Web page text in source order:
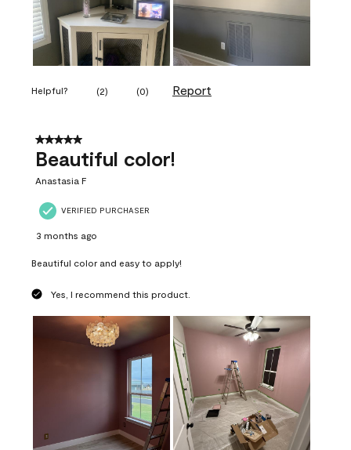
Helpful? (2) (0) Report
5 out of 5 stars.
Beautiful color!
Anastasia F
VERIFIED PURCHASER
3 months ago
Beautiful color and easy to apply!
Yes, I recommend this product.